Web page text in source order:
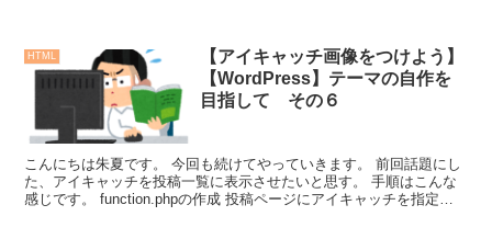
HTML
【アイキャッチ画像をつけよう】
【WordPress】テーマの自作を
目指して その６
こんにちは朱夏です。 今回も続けてやっていきます。 前回話題にし
た、アイキャッチを投稿一覧に表示させたいと思す。 手順はこんな
感じです。 function.phpの作成 投稿ページにアイキャッチを指定す